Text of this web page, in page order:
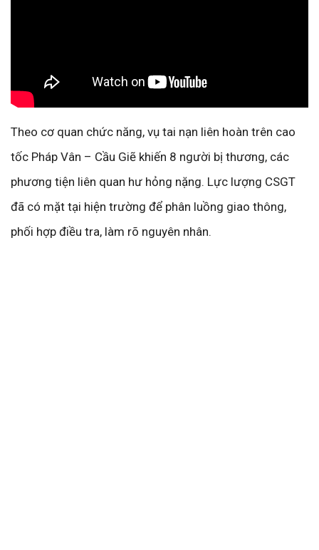
Theo cơ quan chức năng, vụ tai nạn liên hoàn trên cao
tốc Pháp Vân – Cầu Giẽ khiến 8 người bị thương, các
phương tiện liên quan hư hỏng nặng. Lực lượng CSGT
đã có mặt tại hiện trường để phân luồng giao thông,
phối hợp điều tra, làm rõ nguyên nhân.